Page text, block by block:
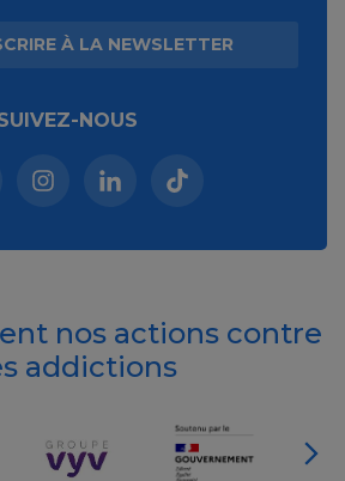
À LA NEWSLETTER
NOUS
(nouvelle fenêtre)
Instagram (nouvelle fenêtre)
Linkedin (nouvelle
Tiktok (nouvelle
nos actions contre
addictions